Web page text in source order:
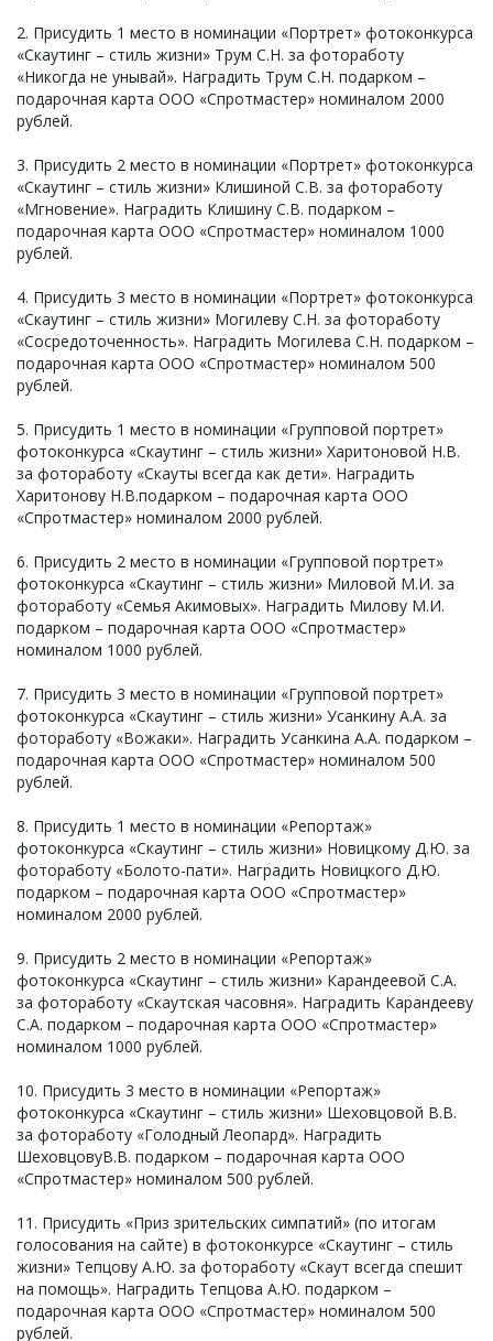
2. Присудить 1 место в номинации «Портрет» фотоконкурса
«Скаутинг – стиль жизни» Трум С.Н. за фотоработу
«Никогда не унывай». Наградить Трум С.Н. подарком –
подарочная карта ООО «Спротмастер» номиналом 2000
рублей.
3. Присудить 2 место в номинации «Портрет» фотоконкурса
«Скаутинг – стиль жизни» Клишиной С.В. за фотоработу
«Мгновение». Наградить Клишину С.В. подарком –
подарочная карта ООО «Спротмастер» номиналом 1000
рублей.
4. Присудить 3 место в номинации «Портрет» фотоконкурса
«Скаутинг – стиль жизни» Могилеву С.Н. за фотоработу
«Сосредоточенность». Наградить Могилева С.Н. подарком –
подарочная карта ООО «Спротмастер» номиналом 500
рублей.
5. Присудить 1 место в номинации «Групповой портрет»
фотоконкурса «Скаутинг – стиль жизни» Харитоновой Н.В.
за фотоработу «Скауты всегда как дети». Наградить
Харитонову Н.В.подарком – подарочная карта ООО
«Спротмастер» номиналом 2000 рублей.
6. Присудить 2 место в номинации «Групповой портрет»
фотоконкурса «Скаутинг – стиль жизни» Миловой М.И. за
фотоработу «Семья Акимовых». Наградить Милову М.И.
подарком – подарочная карта ООО «Спротмастер»
номиналом 1000 рублей.
7. Присудить 3 место в номинации «Групповой портрет»
фотоконкурса «Скаутинг – стиль жизни» Усанкину А.А. за
фотоработу «Вожаки». Наградить Усанкина А.А. подарком –
подарочная карта ООО «Спротмастер» номиналом 500
рублей.
8. Присудить 1 место в номинации «Репортаж»
фотоконкурса «Скаутинг – стиль жизни» Новицкому Д.Ю. за
фотоработу «Болото-пати». Наградить Новицкого Д.Ю.
подарком – подарочная карта ООО «Спротмастер»
номиналом 2000 рублей.
9. Присудить 2 место в номинации «Репортаж»
фотоконкурса «Скаутинг – стиль жизни» Карандеевой С.А.
за фотоработу «Скаутская часовня». Наградить Карандееву
С.А. подарком – подарочная карта ООО «Спротмастер»
номиналом 1000 рублей.
10. Присудить 3 место в номинации «Репортаж»
фотоконкурса «Скаутинг – стиль жизни» Шеховцовой В.В.
за фотоработу «Голодный Леопард». Наградить
ШеховцовуВ.В. подарком – подарочная карта ООО
«Спротмастер» номиналом 500 рублей.
11. Присудить «Приз зрительских симпатий» (по итогам
голосования на сайте) в фотоконкурсе «Скаутинг – стиль
жизни» Тепцову А.Ю. за фотоработу «Скаут всегда спешит
на помощь». Наградить Тепцова А.Ю. подарком –
подарочная карта ООО «Спротмастер» номиналом 500
рублей.